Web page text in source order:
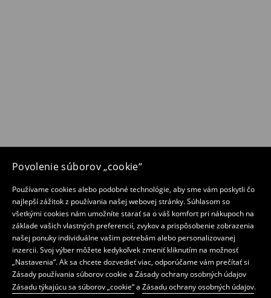
Povolenie súborov „cookie“
Používame cookies alebo podobné technológie, aby sme vám poskytli čo
najlepší zážitok z používania našej webovej stránky. Súhlasom so
všetkými cookies nám umožníte starať sa o váš komfort pri nákupoch na
základe vašich vlastných preferencií, zvykov a prispôsobenie zobrazenia
našej ponuky individuálne vašim potrebám alebo personalizovanej
inzercii. Svoj výber môžete kedykoľvek zmeniť kliknutím na možnosť
„Nastavenia“. Ak sa chcete dozvedieť viac, odporúčame vám prečítať si
Zásady používania súborov cookie a Zásady ochrany osobných údajov
Zásadu týkajúcu sa súborov „cookie“a Zásadu ochrany osobných údajov.